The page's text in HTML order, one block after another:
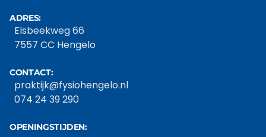
ADRES:
Elsbeekweg 66
7557 CC Hengelo
CONTACT:
praktijk@fysiohengelo.nl
074 24 39 290
OPENINGSTIJDEN: